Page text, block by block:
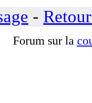
-
Forum sur la